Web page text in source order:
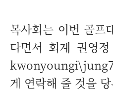
목사회는 이번 골프
다면서 회계 권영정
게 연락해 줄 것을